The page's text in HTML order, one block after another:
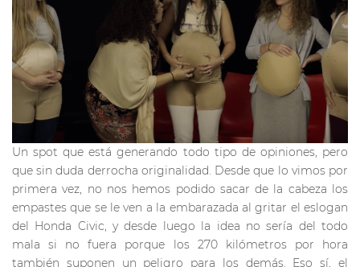
Un spot que está generando todo tipo de opiniones, pero
que sin duda derrocha originalidad. Desde que lo vimos por
primera vez, no nos hemos podido sacar de la cabeza los
empastes que se le ven a la embarazada al gritar el eslogan
del Honda Civic, y desde luego la idea no sería del todo
mala si no fuera porque los 270 kilómetros por hora
también suponen un peligro para los demás. Eso sí, el